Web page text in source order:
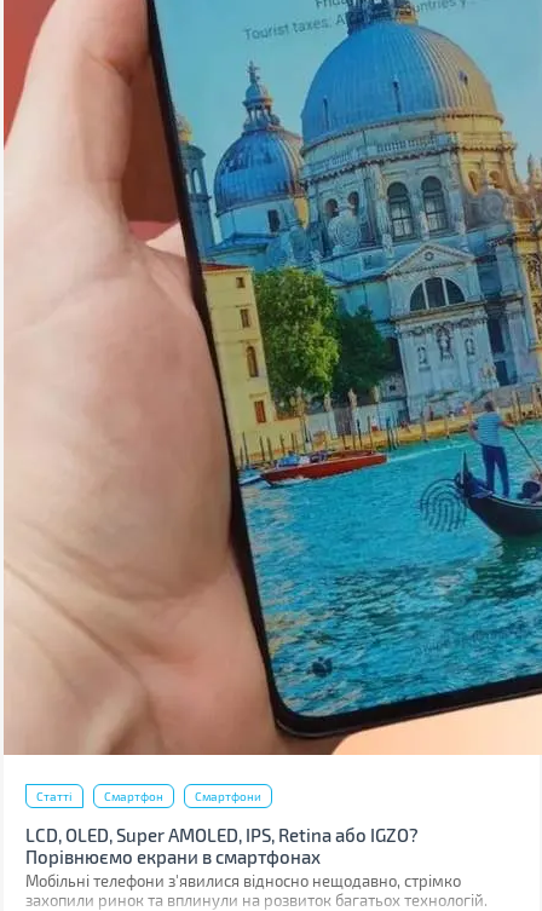
Статті Смартфон Смартфони
LCD, OLED, Super AMOLED, IPS, Retina або IGZO?
Порівнюємо екрани в смартфонах
Мобільні телефони з'явилися відносно нещодавно, стрімко
захопили ринок та вплинули на розвиток багатьох технологій.